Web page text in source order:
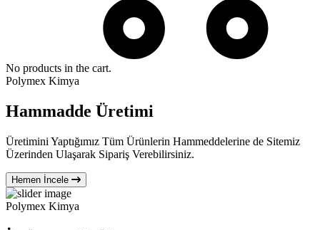
No products in the cart.
Polymex Kimya
Hammadde Üretimi
Üretimini Yaptığımız Tüm Ürünlerin Hammeddelerine de Sitemiz
Üzerinden Ulaşarak Sipariş Verebilirsiniz.
Hemen İncele
Polymex Kimya